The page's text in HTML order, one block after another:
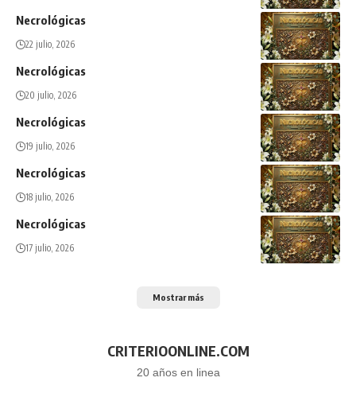
Necrológicas
22 julio, 2026
Necrológicas
20 julio, 2026
Necrológicas
19 julio, 2026
Necrológicas
18 julio, 2026
Necrológicas
17 julio, 2026
Mostrar más
CRITERIOONLINE.COM
20 años en linea